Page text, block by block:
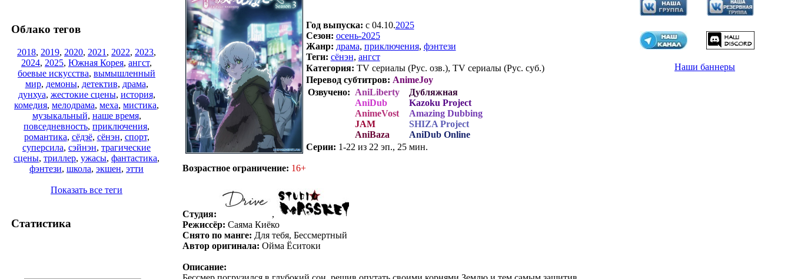
Облако тегов
2018, 2019, 2020, 2021 , 2022, 2023,
2024, 2025, Южная Корея, ангст,
боевые искусства, вымышленный
мир, демоны, детектив, драма,
дунхуа, жестокие сцены, история,
комедия, мелодрама, меха, мистика,
музыкальный, наше время,
повседневность, приключения,
романтика, сёдзё, сёнэн, спорт,
суперсила, сэйнэн, трагические
сцены, триллер, ужасы, фантастика,
фэнтези, школа, экшен, этти
Показать все теги
Статистика
Год выпуска: c 04.10.2025
Сезон: осень-2025
Жанр: драма, приключения, фэнтези
Теги: сёнэн, ангст
Категория: TV сериалы (Рус. озв.), TV сериалы (Рус. суб.)
Перевод субтитров: AnimeJoy
Озвучено: AniLiberty
AniDub
AnimeVost
JAM
AniBaza
Дубляжная
Kazoku Project
Amazing Dubbing
SHIZA Project
AniDub Online
Серии: 1-22 из 22 эп., 25 мин.
Возрастное ограничение: 16+
Студия:
,
Режиссёр: Саяма Киёко
Снято по манге: Для тебя, Бессмертный
Автор оригинала: Ойма Ёситоки
Описание:
Наши баннеры